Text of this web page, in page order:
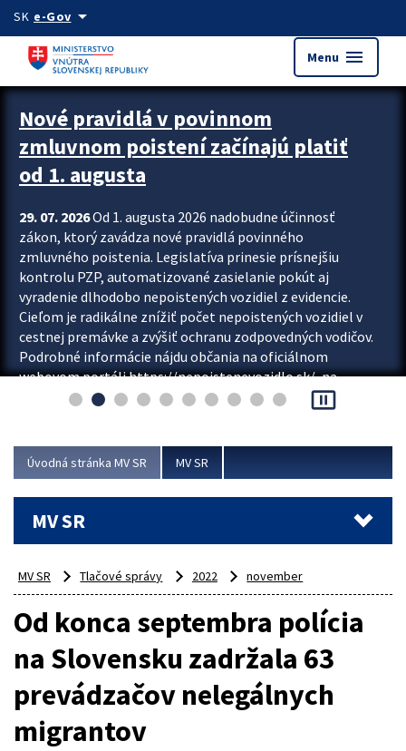
Preskocit na hlavný obsah
SK e-Govarrow_drop_down
Menu menu
Zastavit automatický posun upútavok
Nové pravidlá v povinnom
zmluvnom poistení začínajú platiť
od 1. augusta
29. 07. 2026Od 1. augusta 2026 nadobudne účinnosť
zákon, ktorý zavádza nové pravidlá povinného
zmluvného poistenia. Legislatíva prinesie prísnejšiu
kontrolu PZP, automatizované zasielanie pokút aj
vyradenie dlhodobo nepoistených vozidiel z evidencie.
Cieľom je radikálne znížiť počet nepoistených vozidiel v
cestnej premávke a zvýšiť ochranu zodpovedných vodičov.
Podrobné informácie nájdu občania na oficiálnom
webovom portáli https://nepoistenevozidlo.sk/, na
ktorom od augusta pribudne aj možnosť overiť si...
pause_presentation
Úvodná stránka MV SR MV SR
MV SR
MV SR Tlačové správy 2022 november
Od konca septembra polícia
na Slovensku zadržala 63
prevádzačov nelegálnych
migrantov